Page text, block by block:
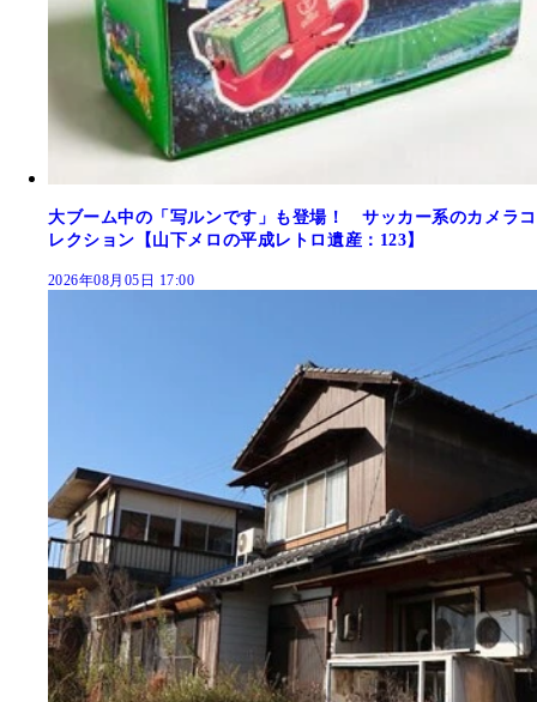
大ブーム中の「写ルンです」も登場！ サッカー系のカメラコ
レクション【山下メロの平成レトロ遺産：123】
2026年08月05日 17:00